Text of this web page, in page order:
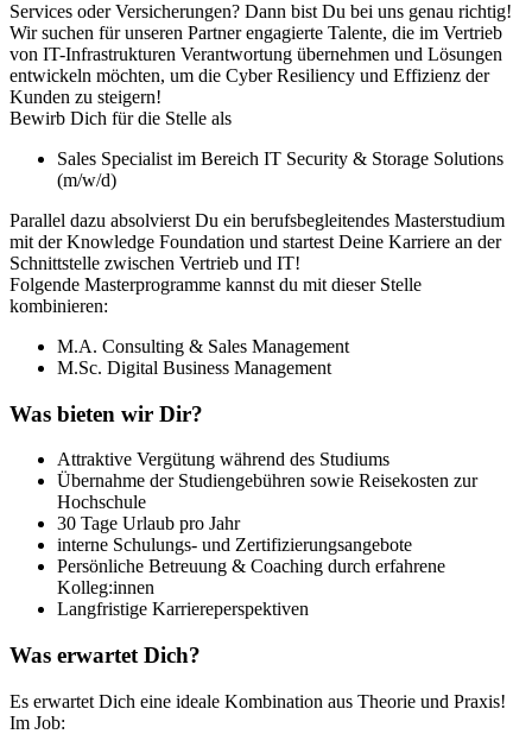
Services oder Versicherungen? Dann bist Du bei uns genau richtig!
Wir suchen für unseren Partner engagierte Talente, die im Vertrieb
von IT-Infrastrukturen Verantwortung übernehmen und Lösungen
entwickeln möchten, um die Cyber Resiliency und Effizienz der
Kunden zu steigern!
Bewirb Dich für die Stelle als
Sales Specialist im Bereich IT Security & Storage Solutions
(m/w/d)
Parallel dazu absolvierst Du ein berufsbegleitendes Masterstudium
mit der Knowledge Foundation und startest Deine Karriere an der
Schnittstelle zwischen Vertrieb und IT!
Folgende Masterprogramme kannst du mit dieser Stelle
kombinieren:
M.A. Consulting & Sales Management
M.Sc. Digital Business Management
Was bieten wir Dir?
Attraktive Vergütung während des Studiums
Übernahme der Studiengebühren sowie Reisekosten zur
Hochschule
30 Tage Urlaub pro Jahr
interne Schulungs- und Zertifizierungsangebote
Persönliche Betreuung & Coaching durch erfahrene
Kolleg:innen
Langfristige Karriereperspektiven
Was erwartet Dich?
Es erwartet Dich eine ideale Kombination aus Theorie und Praxis!
Im Job: